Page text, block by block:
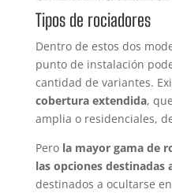
Tipos de rociadores
Dentro de estos dos
punto de instalación
cantidad de variantes.
cobertura extendida,
amplia o residenciales,
Pero la mayor gama de
las opciones destinadas
destinados a ocultarse